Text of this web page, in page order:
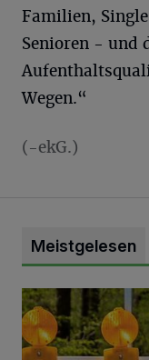
Familien,
Senioren - und
Wegen.“
(-ekG.)
Meistgelesen
Vollsperrung der